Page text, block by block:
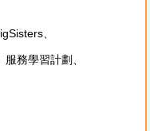
、
務學習計劃、